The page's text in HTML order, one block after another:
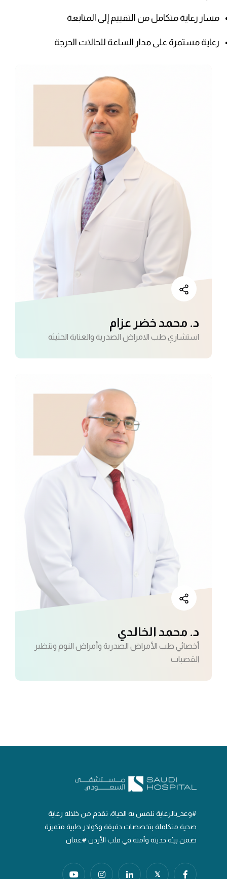
مسار رعاية متكامل من التقييم إلى المتابعة
رعاية مستمرة على مدار الساعة للحالات الحرجة
د. محمد خضر عزام
استشاري طب الامراض الصدرية والعناية الحثيثه
د. محمد الخالدي
أخصائي طب الأمراض الصدرية وأمراض النوم وتنظير
القصبات
#وعد_بالرعاية نلمس به الحياة، نقدم من خلاله رعاية
صحية متكاملة بتخصصات دقيقة وكوادر طبية متميزة
ضمن بيئة حديثة وآمنة في قلب الأردن #عمان
𝕏